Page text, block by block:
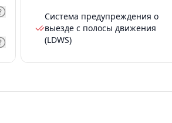
Система предупреждения о
выезде с полосы движения
(LDWS)